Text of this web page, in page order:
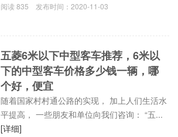
阅读835 发布时间：2020-11-03
五菱6米以下中型客车推荐，6米以
下的中型客车价格多少钱一辆，哪
个好，便宜
随着国家村村通公路的实现， 加上人们生活水
平提高， 一些朋友和单位向我们咨询： “五...
[详细]